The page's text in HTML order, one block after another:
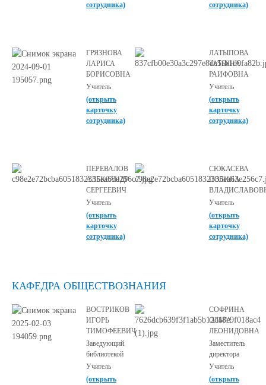
сотрудника)
сотрудника)
ГРЯЗНОВА
ЛАРИСА
БОРИСОВНА
Учитель
(открыть
карточку
сотрудника)
ЛАТЫПОВА
ТАТЬЯНА
РАИФОВНА
Учитель
(открыть
карточку
сотрудника)
ПЕРЕВАЛОВ
АЛЕКСАНДР
СЕРГЕЕВИЧ
Учитель
(открыть
карточку
сотрудника)
СЮКАСЕВА
ПОЛИНА
Учитель
(открыть
карточку
сотрудника)
КАФЕДРА ОБЩЕСТВОЗНАНИЯ
ВОСТРИКОВ
ИГОРЬ
ТИМОФЕЕВИЧ
Заведующий
библиотекой
Учитель
(открыть
СОФРИНА
ОЛЬГА
ЛЕОНИДОВНА
Заместитель
директора
Учитель
(открыть